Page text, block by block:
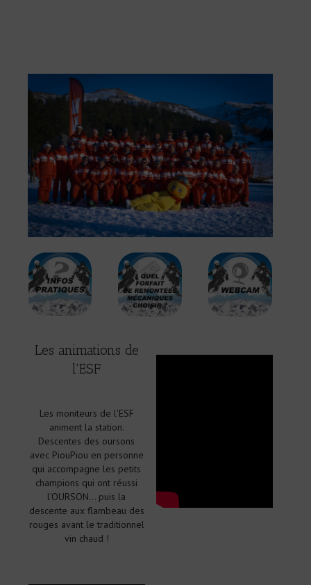
Les animations de
l'ESF
Les moniteurs de l'ESF
animent la station.
Descentes des oursons
avec PiouPiou en personne
qui accompagne les petits
champions qui ont réussi
l'OURSON... puis la
descente aux flambeau des
rouges avant le traditionnel
vin chaud !